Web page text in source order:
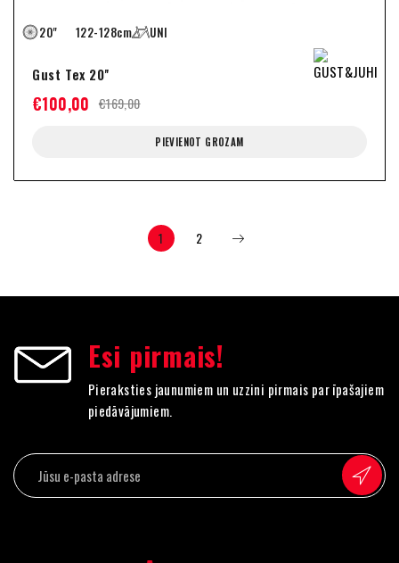
20" 122-128cm UNI
Gust Tex 20''
€169,00
€100,00
PIEVIENOT GROZAM
1 2
Esi pirmais!
Pieraksties jaunumiem un uzzini pirmais par īpašajiem
piedāvājumiem.